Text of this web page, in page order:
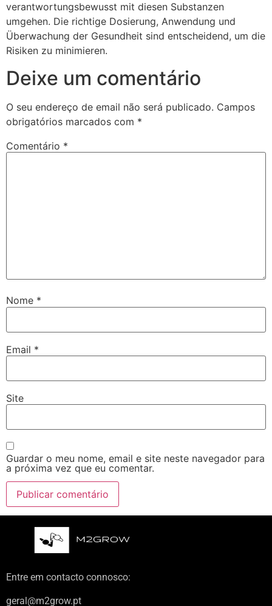
verantwortungsbewusst mit diesen Substanzen
umgehen. Die richtige Dosierung, Anwendung und
Überwachung der Gesundheit sind entscheidend, um die
Risiken zu minimieren.
Deixe um comentário
O seu endereço de email não será publicado. Campos
obrigatórios marcados com *
Comentário *
Nome *
Email *
Site
Guardar o meu nome, email e site neste navegador para
a próxima vez que eu comentar.
Entre em contacto connosco:
geral@m2grow.pt